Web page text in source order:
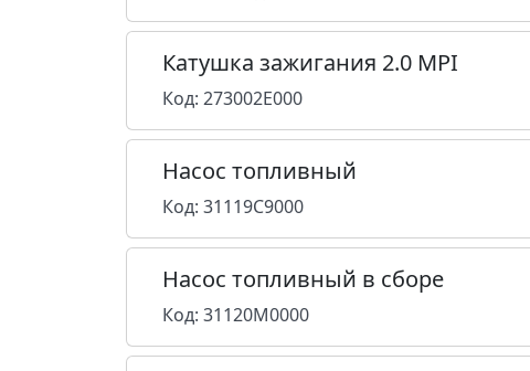
Катушка зажигания 2.0 MPI
Код: 273002E000
Насос топливный
Код: 31119C9000
Насос топливный в сборе
Код: 31120M0000